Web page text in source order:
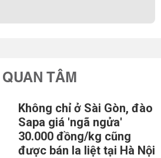
TÂM
Không chỉ ở Sài Gòn, đào
Sapa giá 'ngã ngửa'
30.000 đồng/kg cũng
được bán la liệt tại Hà Nội